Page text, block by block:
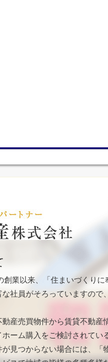
業以来、「住まいづくり
社員がそろっていますの
産売買物件から賃貸不動産
ーム購入をご検討されてい
見つからない場合には、